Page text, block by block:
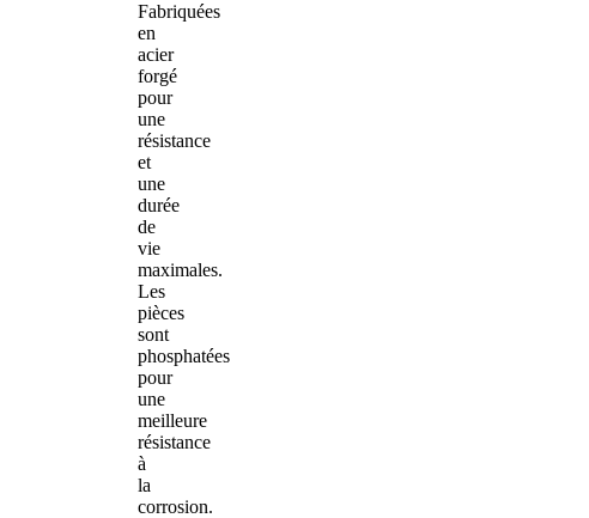
Fabriquées
en
acier
forgé
pour
une
résistance
et
une
durée
de
vie
maximales.
Les
pièces
sont
phosphatées
pour
une
meilleure
résistance
à
la
corrosion.